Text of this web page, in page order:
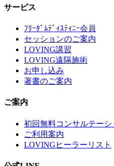
サービス
ﾌﾘｰﾀﾞﾑﾃﾞｨｽﾃｨﾆｰ会員
セッションのご案内
LOVING講習
LOVING遠隔施術
お申し込み
著書のご案内
ご案内
初回無料コンサルテーシ
ご利用案内
LOVINGヒーラーリスト